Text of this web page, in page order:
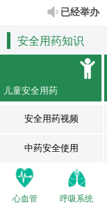
已经举办
安全用药知识
儿童安全用药
安全用药视频
中药安全使用
心血管 呼吸系统